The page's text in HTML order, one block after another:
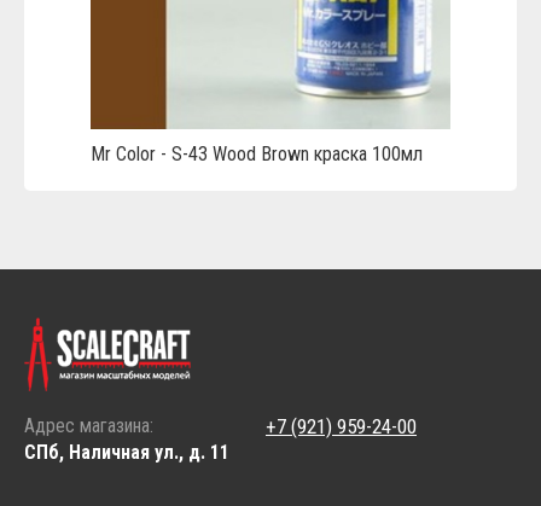
Mr Color - S-43 Wood Brown краска 100мл
Адрес магазина:
СПб, Наличная ул., д. 11
+7 (921) 959-24-00